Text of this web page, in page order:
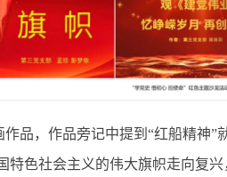
品，作品旁记中提到“红船精神
特色社会主义的伟大旗帜走向